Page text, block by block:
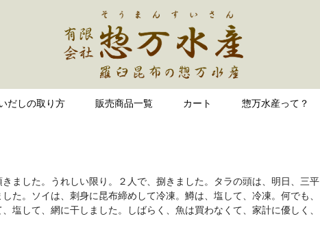
だしの取り方 販売商品一覧 カート 惣万水産って？
ました。うれしい限り。２人で、捌きました。タラの頭は、明日、三平
た。ソイは、刺身に昆布締めして冷凍。鱒は、塩して、冷凍。何でも、
塩して、網に干しました。しばらく、魚は買わなくて、家計に優しく、